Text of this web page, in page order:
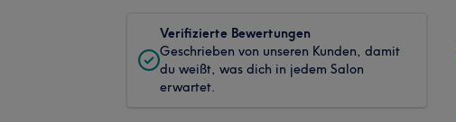
Verifizierte Bewertungen
Geschrieben von unseren Kunden, damit
du weißt, was dich in jedem Salon
erwartet.